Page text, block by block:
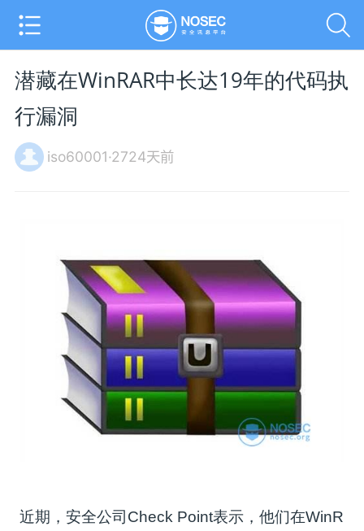
潜藏在WinRAR中长达19年的代码执
行漏洞
iso60001·2724天前
近期，安全公司Check Point表示，他们在WinR